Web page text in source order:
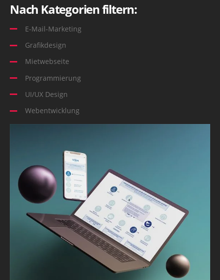
Nach Kategorien filtern:
E-Mail-Marketing
Grafikdesign
Mietwebseite
Programmierung
UI/UX Design
Webentwicklung